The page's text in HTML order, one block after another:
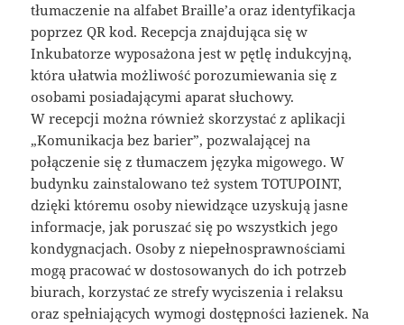
tłumaczenie na alfabet Braille’a oraz identyfikacja
poprzez QR kod. Recepcja znajdująca się w
Inkubatorze wyposażona jest w pętlę indukcyjną,
która ułatwia możliwość porozumiewania się z
osobami posiadającymi aparat słuchowy.
W recepcji można również skorzystać z aplikacji
„Komunikacja bez barier”, pozwalającej na
połączenie się z tłumaczem języka migowego. W
budynku zainstalowano też system TOTUPOINT,
dzięki któremu osoby niewidzące uzyskują jasne
informacje, jak poruszać się po wszystkich jego
kondygnacjach. Osoby z niepełnosprawnościami
mogą pracować w dostosowanych do ich potrzeb
biurach, korzystać ze strefy wyciszenia i relaksu
oraz spełniających wymogi dostępności łazienek. Na